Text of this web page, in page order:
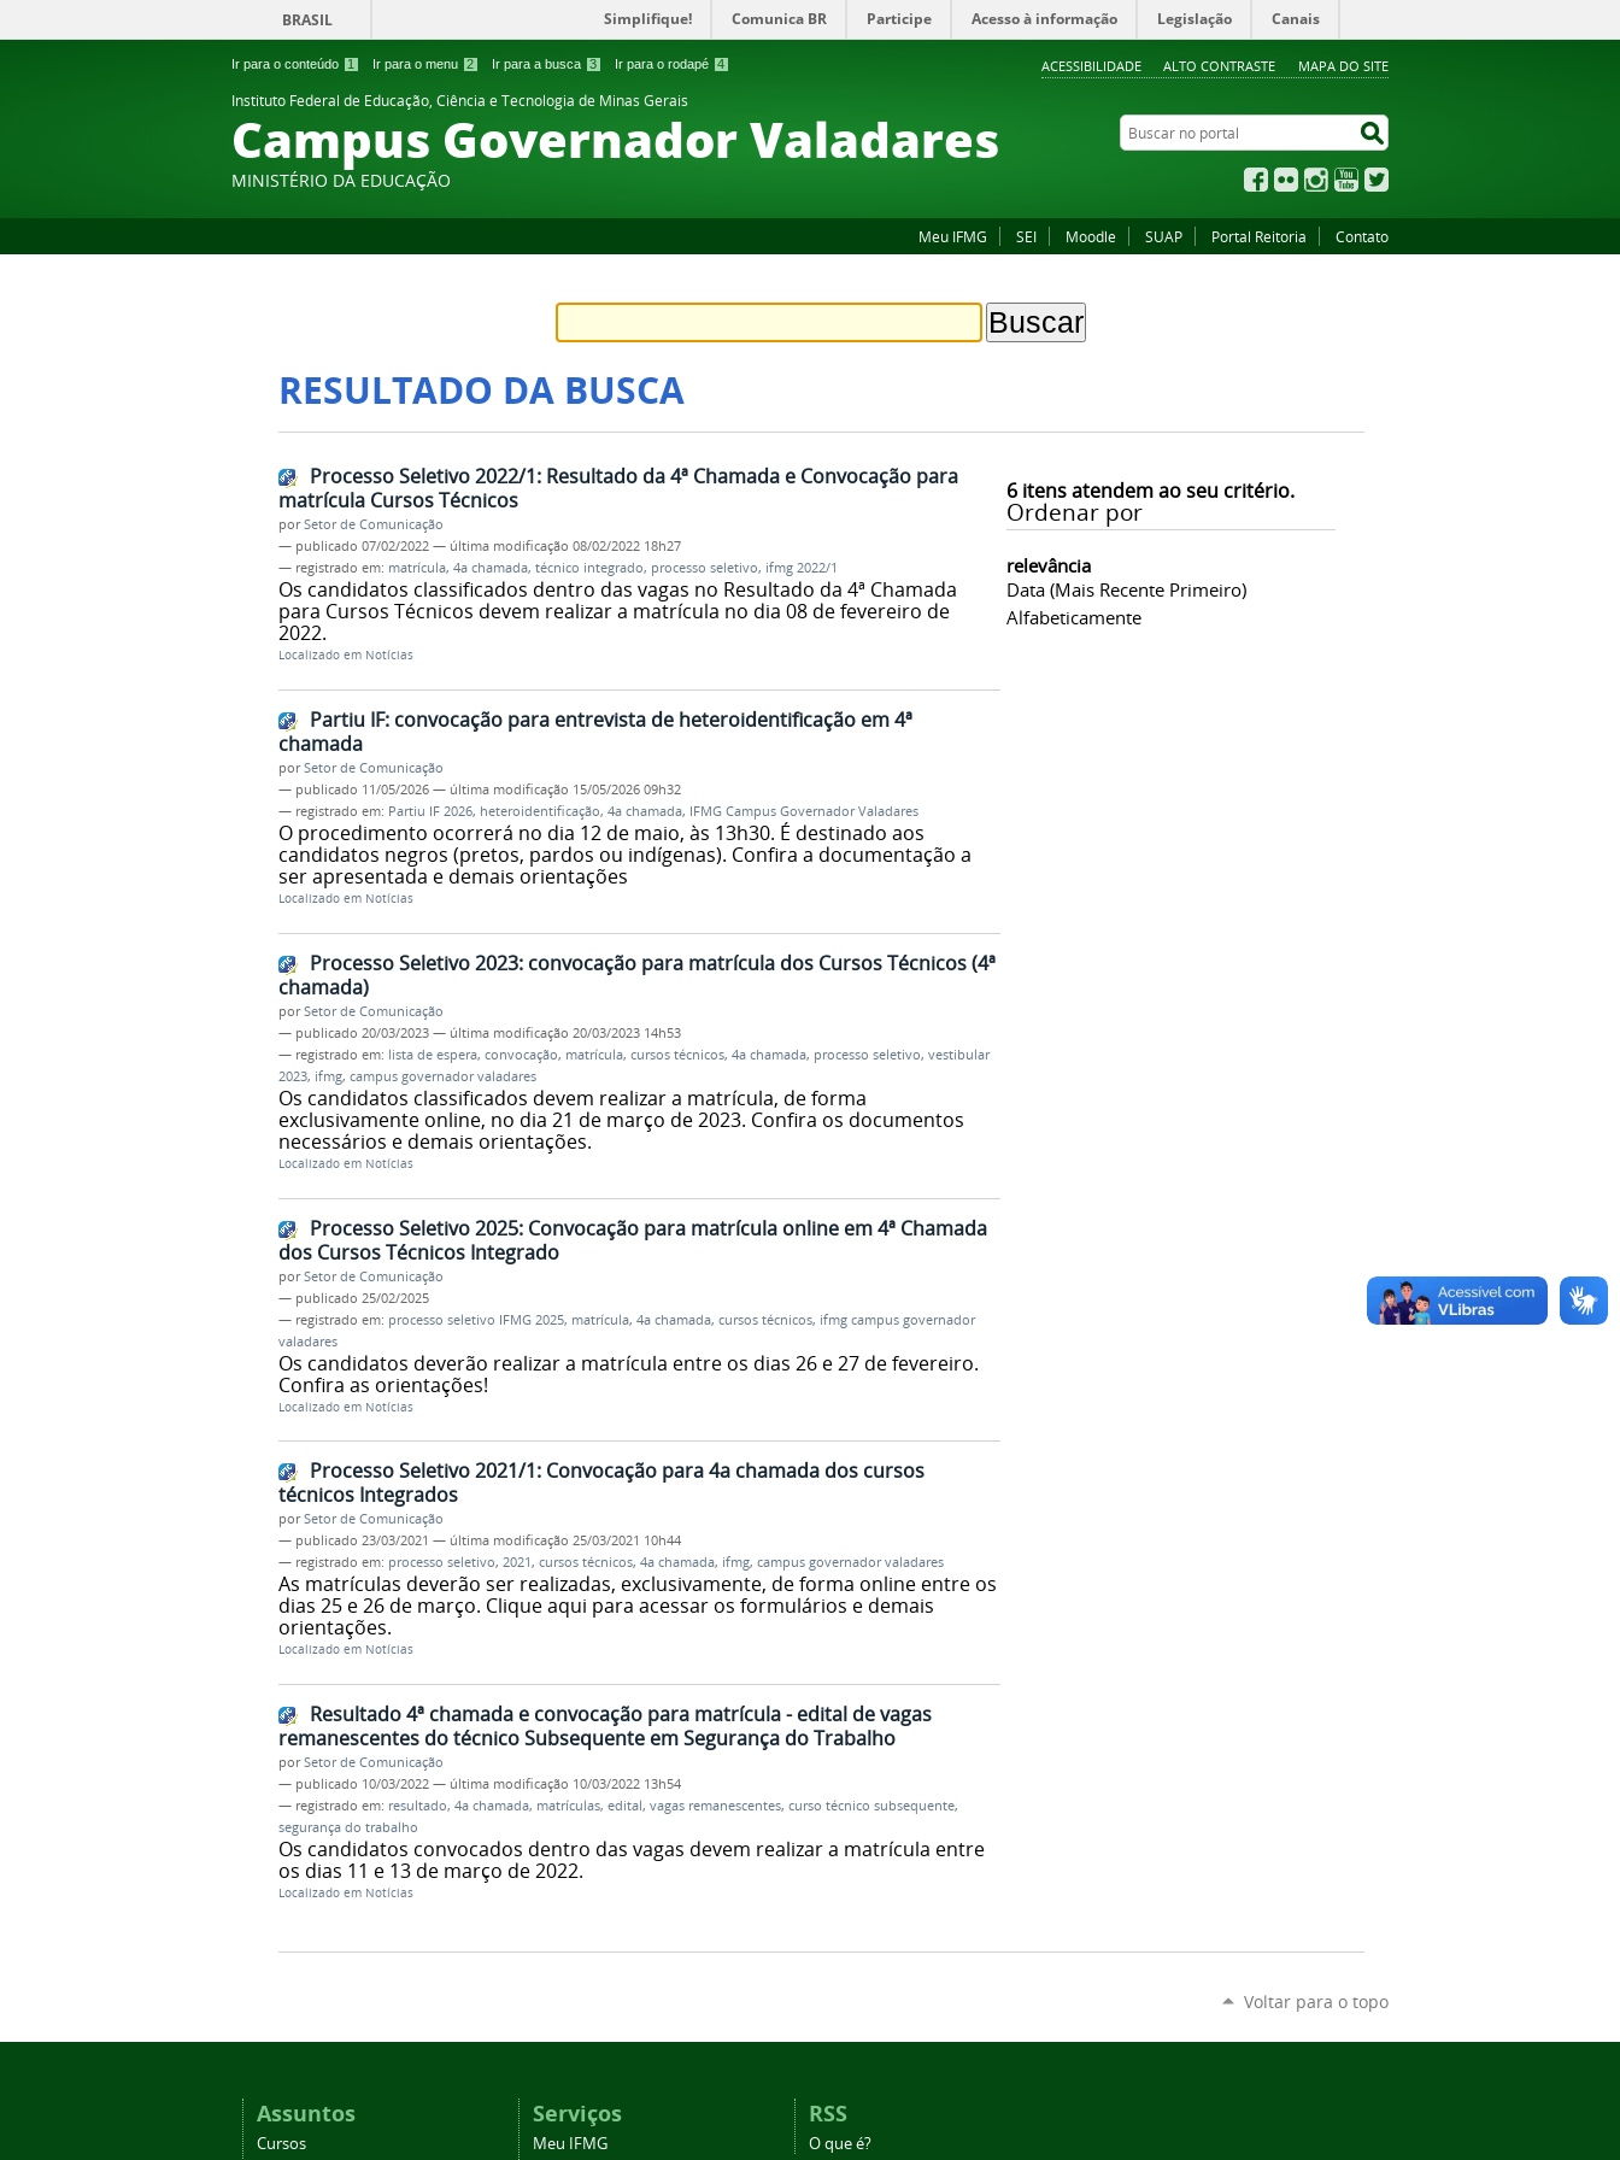
Ir para o conteúdo 1 Ir para o menu 2 Ir para a busca 3 Ir para o rodapé 4 ACESSIBILIDADE ALTO CONTRASTE MAPA DO SITE
BRASIL Simplifique! Comunica BR Participe Acesso à informação Legislação Canais
Instituto Federal de Educação, Ciência e Tecnologia de Minas Gerais
Campus Governador Valadares
MINISTÉRIO DA EDUCAÇÃO
Buscar no portal
Facebook
Flickr InstagramYouTube
Meu IFMG SEI Moodle SUAP Portal Reitoria Contato
RESULTADO DA BUSCA
6itens atendem ao seu critério.
Ordenar por
relevância
Data (mais Recente Primeiro)
Alfabeticamente
Processo Seletivo 2022/1: Resultado da 4ª Chamada e Convocação para
matrícula Cursos Técnicos
porSetor de Comunicação
— publicado 07/02/2022 — última modificação 08/02/2022 18h27
— registrado em: matrícula, 4a chamada, técnico integrado, processo seletivo, ifmg 2022/1
Os candidatos classificados dentro das vagas no Resultado da 4ª Chamada
para Cursos Técnicos devem realizar a matrícula no dia 08 de fevereiro de
2022.
Localizado em Notícias
Partiu IF: convocação para entrevista de heteroidentificação em 4ª
chamada
porSetor de Comunicação
— publicado 11/05/2026 — última modificação 15/05/2026 09h32
— registrado em: Partiu IF 2026, heteroidentificação, 4a chamada, IFMG Campus Governador Valadares
O procedimento ocorrerá no dia 12 de maio, às 13h30. É destinado aos
candidatos negros (pretos, pardos ou indígenas). Confira a documentação a
ser apresentada e demais orientações
Localizado em Notícias
Processo Seletivo 2023: convocação para matrícula dos Cursos Técnicos (4ª
chamada)
porSetor de Comunicação
— publicado 20/03/2023 — última modificação 20/03/2023 14h53
— registrado em: lista de espera, convocação, matrícula, cursos técnicos, 4a chamada, processo seletivo, vestibular
2023, ifmg, campus governador valadares
Os candidatos classificados devem realizar a matrícula, de forma
exclusivamente online, no dia 21 de março de 2023. Confira os documentos
necessários e demais orientações.
Localizado em Notícias
Processo Seletivo 2025: Convocação para matrícula online em 4ª Chamada
dos Cursos Técnicos Integrado
porSetor de Comunicação
— publicado 25/02/2025
— registrado em: processo seletivo IFMG 2025, matrícula, 4a chamada, cursos técnicos, ifmg campus governador
valadares
Os candidatos deverão realizar a matrícula entre os dias 26 e 27 de fevereiro.
Confira as orientações!
Localizado em Notícias
Processo Seletivo 2021/1: Convocação para 4a chamada dos cursos
técnicos Integrados
porSetor de Comunicação
— publicado 23/03/2021 — última modificação 25/03/2021 10h44
— registrado em: processo seletivo, 2021, cursos técnicos, 4a chamada, ifmg, campus governador valadares
As matrículas deverão ser realizadas, exclusivamente, de forma online entre os
dias 25 e 26 de março. Clique aqui para acessar os formulários e demais
orientações.
Localizado em Notícias
Resultado 4ª chamada e convocação para matrícula - edital de vagas
remanescentes do técnico Subsequente em Segurança do Trabalho
porSetor de Comunicação
— publicado 10/03/2022 — última modificação 10/03/2022 13h54
— registrado em: resultado, 4a chamada, matrículas, edital, vagas remanescentes, curso técnico subsequente,
segurança do trabalho
Os candidatos convocados dentro das vagas devem realizar a matrícula entre
os dias 11 e 13 de março de 2022.
Localizado em Notícias
Voltar para o topo
Assuntos
Cursos
Serviços
Meu IFMG
RSS
O que é?